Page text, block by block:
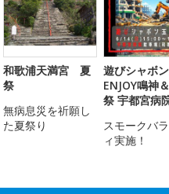
和歌浦天満宮 夏
祭
無病息災を祈願し
た夏祭り
遊びシャボ
ENJOY鳴神
祭 宇都宮病
スモークバ
ィ実施！